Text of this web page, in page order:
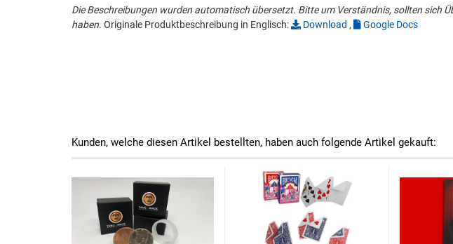
Die Beschreibungen wurden automatisch übersetzt. Bitte um Verständnis, sollten sich
haben. Originale Produktbeschreibung in Englisch: Download , Google Docs
Kunden, welche diesen Artikel bestellten, haben auch folgende Artikel gekauft: